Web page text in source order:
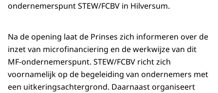
ondernemerspunt STEW/FCBV in Hilversum.
Na de opening laat de Prinses zich informeren over de
inzet van microfinanciering en de werkwijze van dit
MF-ondernemerspunt. STEW/FCBV richt zich
voornamelijk op de begeleiding van ondernemers met
een uitkeringsachtergrond. Daarnaast organiseert